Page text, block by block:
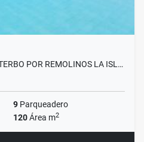
POR REMOLINOS LA ISL…
9 Parqueadero
120Área m2